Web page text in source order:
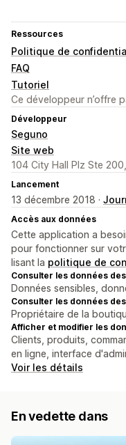
Ressources
Politique de
FAQ
Tutoriel
Ce développeur n’offre
Développeur
Seguno
Site web
104 City Hall Plz Ste
Lancement
13 décembre 2018 ·
Accès aux données
Cette application a
pour fonctionner sur
lisant la politique de
Consulter les données
Données sensibles,
Consulter les données
Propriétaire de la
Afficher et modifier les
Clients, produits,
en ligne, interface
Voir les détails
En vedette dans